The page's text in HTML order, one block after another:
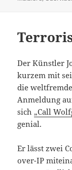
Der Künstler
kurzem mit
die
Anmeldung
sich „Call
genial.
Er lässt zwei
over-IP